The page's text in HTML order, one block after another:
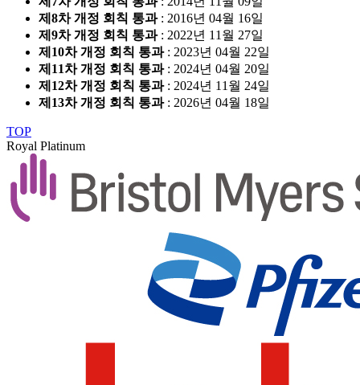
제8차 개정 회칙 통과: 2016년 04월 16일
제9차 개정 회칙 통과: 2022년 11월 27일
제10차 개정 회칙 통과: 2023년 04월 22일
제11차 개정 회칙 통과: 2024년 04월 20일
제12차 개정 회칙 통과: 2024년 11월 24일
제13차 개정 회칙 통과: 2026년 04월 18일
TOP
Royal Platinum